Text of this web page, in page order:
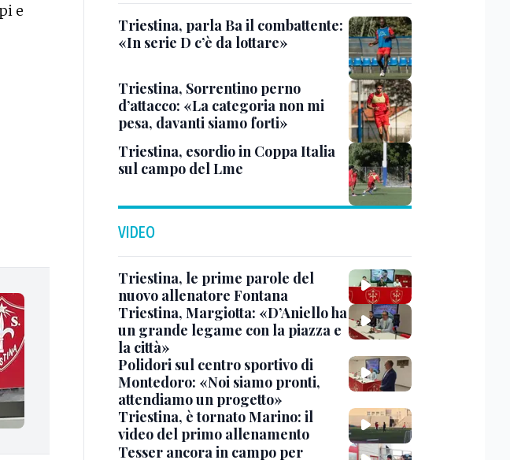
e
Triestina, parla Ba il combattente:
«In serie D c’è da lottare»
Triestina, Sorrentino perno
d’attacco: «La categoria non mi
pesa, davanti siamo forti»
Triestina, esordio in Coppa Italia
sul campo del Lme
VIDEO
Triestina, le prime parole del
nuovo allenatore Fontana
Triestina, Margiotta: «D’Aniello ha
un grande legame con la piazza e
la città»
Polidori sul centro sportivo di
Montedoro: «Noi siamo pronti,
attendiamo un progetto»
Triestina, è tornato Marino: il
video del primo allenamento
Tesser ancora in campo per